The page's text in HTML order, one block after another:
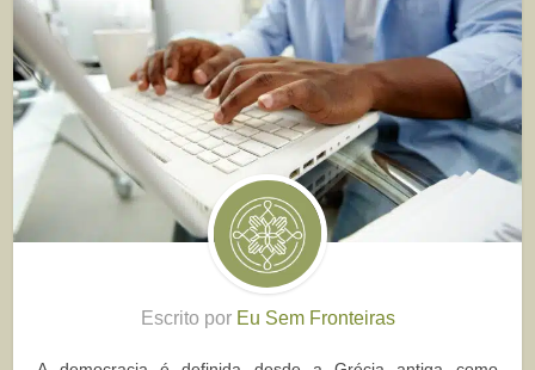
Escrito por Eu Sem Fronteiras